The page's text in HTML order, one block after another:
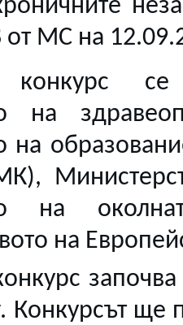
МС на
конкурс
на
на
на
на
Конкурсът ще